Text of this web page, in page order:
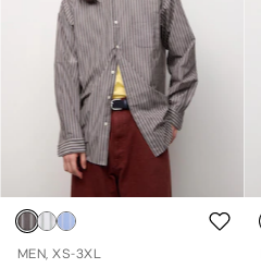
MEN, XS-3XL